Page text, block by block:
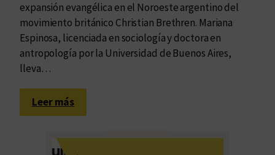
expansión evangélica en el Noroeste argentino del
movimiento británico Christian Brethren. Mariana
Espinosa, licenciada en sociología y doctora en
antropología por la Universidad de Buenos Aires,
lleva…
Leer más:
R